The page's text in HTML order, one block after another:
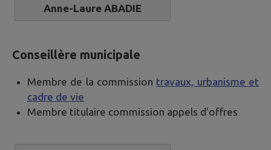
Anne-Laure ABADIE
Conseillère municipale
Membre de la commission travaux, urbanisme et
cadre de vie
Membre titulaire commission appels d'offres